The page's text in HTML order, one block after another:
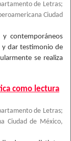
de Letras;
Ciudad
contemporáneos
y dar testimonio de
se realiza
como lectura
de Letras;
Ciudad de México,